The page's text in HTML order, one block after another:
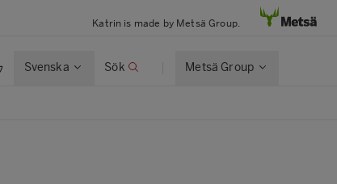
Katrin is made by Metsä Group.
Svenska Sök Metsä Group